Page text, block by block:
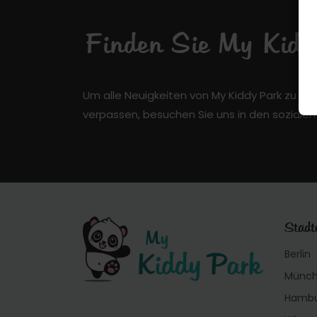
Finden Sie My
Um alle Neuigkeiten von My Kiddy Park zu
verpassen, besuchen Sie uns in den
Berlin